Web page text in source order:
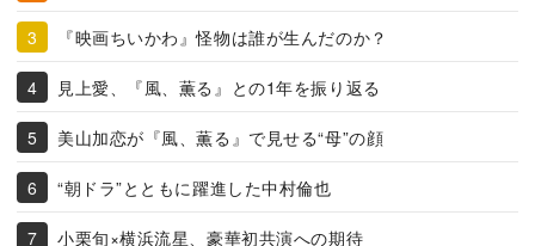
『映画ちいかわ』怪物は誰が生んだのか？
見上愛、『風、薫る』との1年を振り返る
美山加恋が『風、薫る』で見せる“母”の顔
“朝ドラ”とともに躍進した中村倫也
小栗旬×横浜流星、豪華初共演への期待